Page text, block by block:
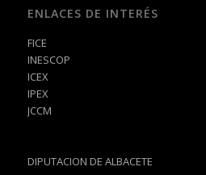
ENLACES DE INTERÉS
FICE
INESCOP
ICEX
IPEX
JCCM
DIPUTACION DE ALBACETE